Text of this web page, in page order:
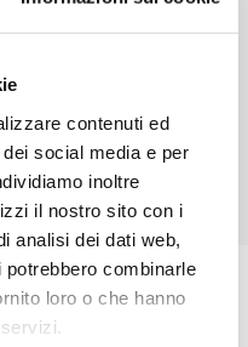
contenuti ed
social media e per
inoltre
il nostro sito con i
analisi dei dati web,
combinarle
loro o che hanno